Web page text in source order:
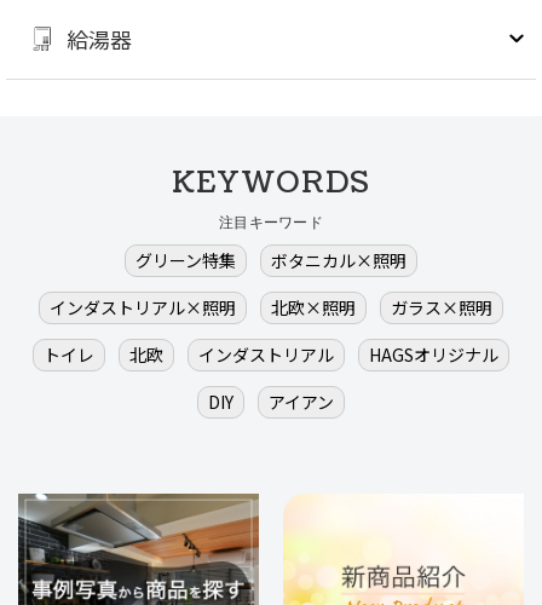
給湯器
KEYWORDS
注目キーワード
グリーン特集
ボタニカル×照明
インダストリアル×照明
北欧×照明
ガラス×照明
トイレ
北欧 インダストリアル
HAGSオリジナル
DIY
アイアン